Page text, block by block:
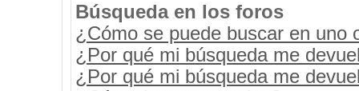
Búsqueda en los foros
¿Cómo se puede buscar en uno
¿Por qué mi búsqueda me
¿Por qué mi búsqueda me